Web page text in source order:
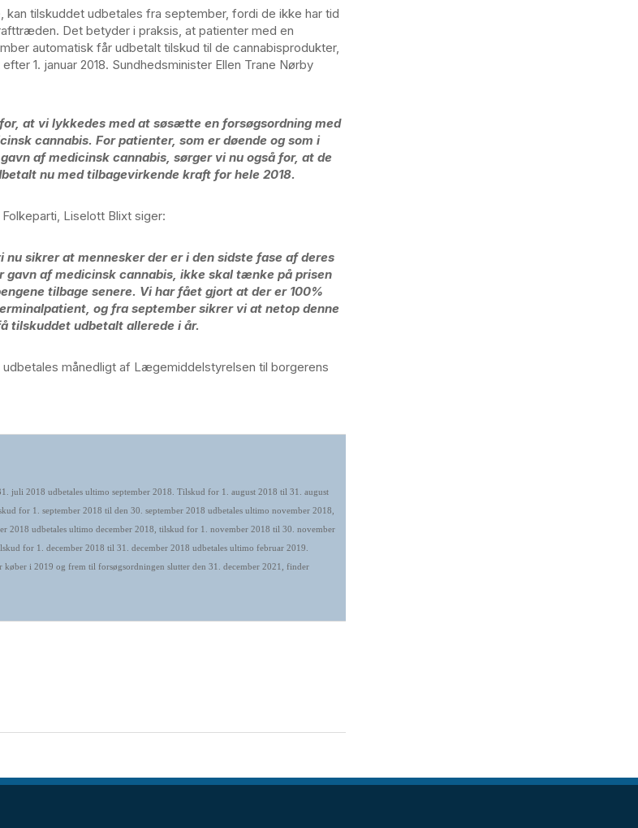
kan tilskuddet udbetales fra september, fordi de ikke har tid
Det betyder i praksis, at patienter med en
automatisk får udbetalt tilskud til de cannabisprodukter,
1. januar 2018. Sundhedsminister Ellen Trane Nørby
at vi lykkedes med at søsætte en forsøgsordning med
cannabis. For patienter, som er døende og som i
af medicinsk cannabis, sørger vi nu også for, at de
nu med tilbagevirkende kraft for hele 2018.
Liselott Blixt siger:
sikrer at mennesker der er i den sidste fase af deres
gavn af medicinsk cannabis, ikke skal tænke på prisen
tilbage senere. Vi har fået gjort at der er 100%
og fra september sikrer vi at netop denne
tilskuddet udbetalt allerede i år.
udbetales månedligt af Lægemiddelstyrelsen til borgerens
juli 2018 udbetales ultimo september 2018. Tilskud for 1. august 2018 til 31. august
for 1. september 2018 til den 30. september 2018 udbetales ultimo november 2018,
2018 udbetales ultimo december 2018, tilskud for 1. november 2018 til 30. november
for 1. december 2018 til 31. december 2018 udbetales ultimo februar 2019.
køber i 2019 og frem til forsøgsordningen slutter den 31. december 2021, finder